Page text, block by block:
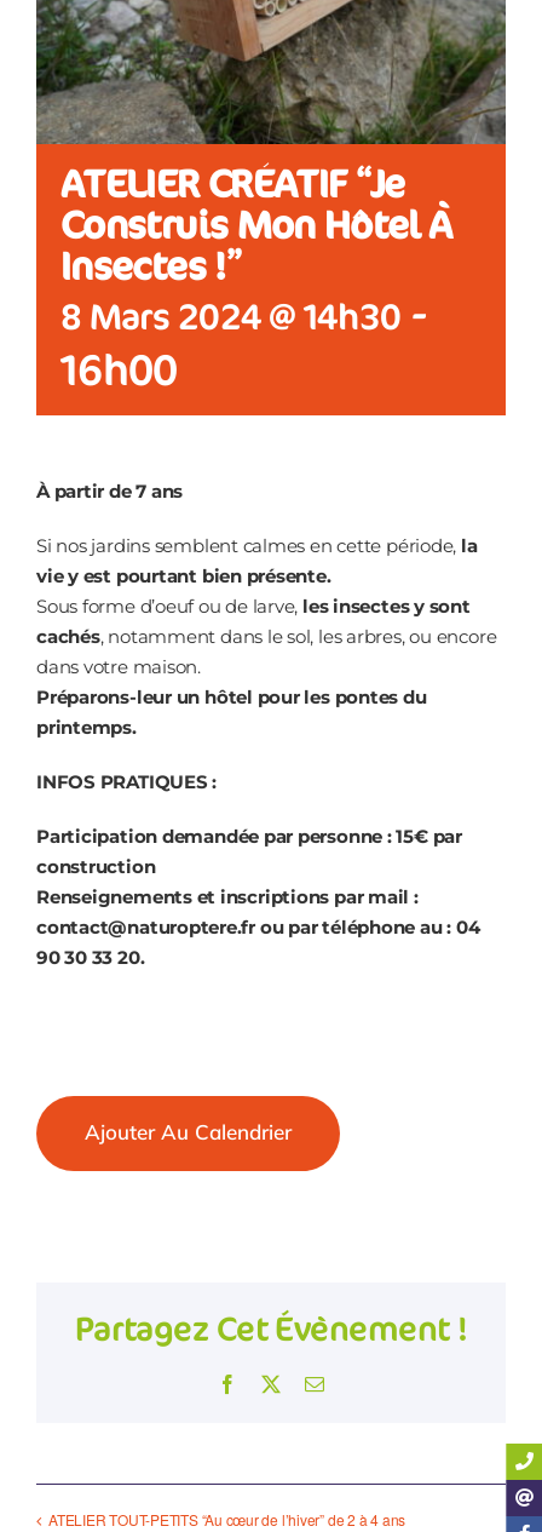
ATELIER CRÉATIF “Je
Construis Mon Hôtel À
Insectes !”
8 Mars 2024 @ 14h30 -
16h00
À partir de 7 ans
Si nos jardins semblent calmes en cette période, la
vie y est pourtant bien présente.
Sous forme d’oeuf ou de larve, les insectes y sont
cachés, notamment dans le sol, les arbres, ou encore
dans votre maison.
Préparons-leur un hôtel pour les pontes du
printemps.
INFOS PRATIQUES :
Participation demandée par personne : 15€ par
construction
Renseignements et inscriptions par mail :
contact@naturoptere.fr ou par téléphone au : 04
90 30 33 20.
Ajouter Au Calendrier
Partagez Cet Évènement !
Facebook
TwitterEmail
ATELIER TOUT-PETITS “Au cœur de l’hiver” de 2 à 4 ans